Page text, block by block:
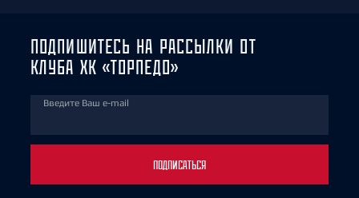
ПОДПИШИТЕСЬ НА РАССЫЛКИ ОТ
КЛУБА ХК «ТОРПЕДО»
Введите Ваш e-mail
ПОДПИСАТЬСЯ